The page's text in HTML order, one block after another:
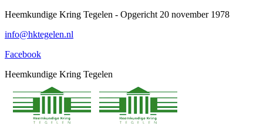
Spring
content
Heemkundige Kring Tegelen - Opgericht 20 november 1978
info@hktegelen.nl
Facebook
Heemkundige Kring Tegelen